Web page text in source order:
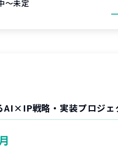
～未定
AI×IP戦略・実装プロジェ